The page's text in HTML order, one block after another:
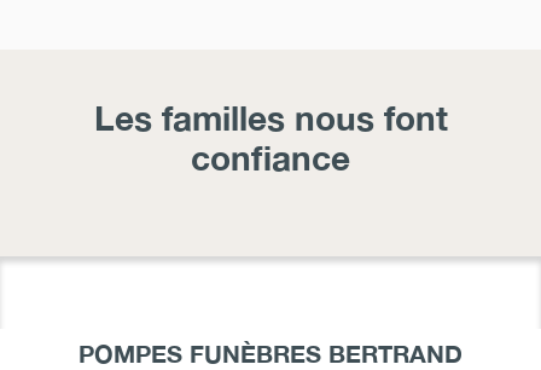
Les familles nous font
confiance
POMPES FUNÈBRES BERTRAND